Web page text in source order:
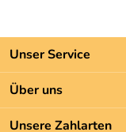
Unser Service
Kontakt
Batteriegesetz
Über uns
Unsere Bestseller
Unsere Zahlarten